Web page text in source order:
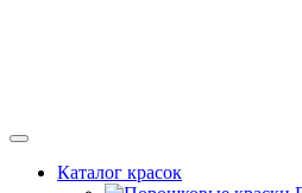
Каталог красок